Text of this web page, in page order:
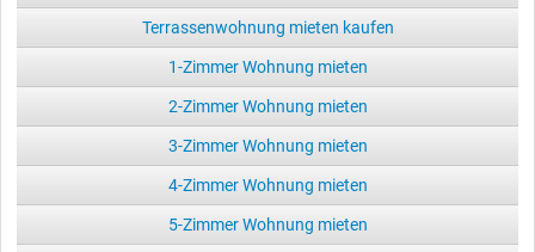
Terrassenwohnung mieten kaufen
1-Zimmer Wohnung mieten
2-Zimmer Wohnung mieten
3-Zimmer Wohnung mieten
4-Zimmer Wohnung mieten
5-Zimmer Wohnung mieten